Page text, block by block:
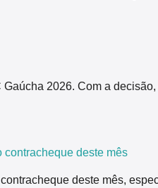
2026. Com a
deste mês
deste mês,